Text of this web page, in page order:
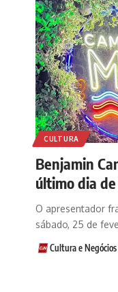
CULTURA
Benjamin
último dia
O apresentador
sábado, 25 de
Cultura e Negócios